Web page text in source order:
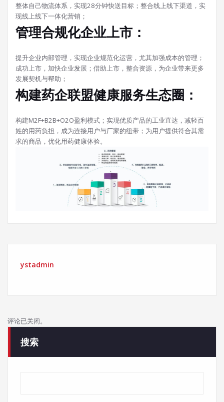
整体自己物流体系，实现28分钟快送目标；整合线上线下渠道，实
现线上线下一体化营销；
管理合规化企业上市：
提升企业内部管理，实现企业规范化运营，尤其加强成本的管理；
成功上市，加快企业发展；借助上市，整合资源，为企业带来更多
发展契机与帮助；
构建药企联盟健康服务生态圈：
构建M2F+B2B+O2O盈利模式；实现优质产品的工业直达，减轻百
姓的用药负担，成为连接用户与厂家的纽带；为用户提供符合其需
求的商品，优化用药健康体验。
ystadmin
评论已关闭。
搜索